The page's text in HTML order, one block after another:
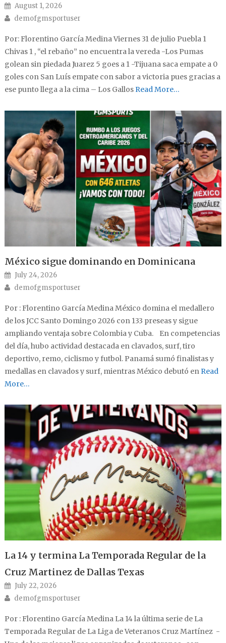
Posted on
August 1, 2026
Author
demofgmsportuser
Por: Florentino García Medina Viernes 31 de julio Puebla 1
Chivas 1 , “el rebaño” no encuentra la vereda -Los Pumas
golean sin piedada Juarez 5 goes a 1 -Tijuana saca empate a 0
goles con San Luís empate con sabor a victoria pues gracias a
ese punto llega a la cima – Los GallosRead More…
México sigue dominando en Dominicana
Posted on
July 24, 2026
Author
demofgmsportuser
Por : Florentino García Medina México domina el medallero
de los JCC Santo Domingo 2026 con 133 preseas y sigue
ampliando ventaja sobre Colombia y Cuba. En competencias
del día, hubo actividad destacada en clavados, surf, tiro
deportivo, remo, ciclismo y futbol. Panamá sumó finalistas y
medallas en clavados y surf, mientras México debutó en Read
More…
La 14 y termina La Temporada Regular de la
Cruz Martinez de Dallas Texas
Posted on
July 22, 2026
Author
demofgmsportuser
Por : Florentino García Medina La 14 la última serie de La
Temporada Regular de La Liga de Veteranos Cruz Martínez -